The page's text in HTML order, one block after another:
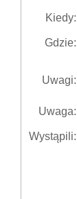
Kiedy:
Gdzie:
Uwagi:
Uwaga:
Wystąpili: